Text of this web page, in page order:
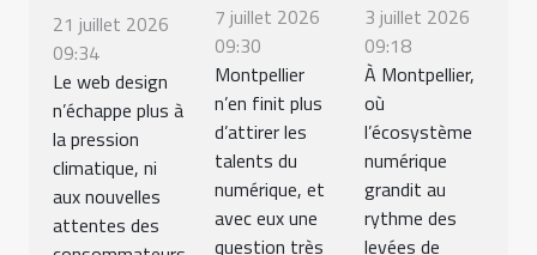
21 juillet 2026
09:34
Le web design
n’échappe plus à
la pression
climatique, ni
aux nouvelles
attentes des
7 juillet 2026
09:30
Montpellier
n’en finit plus
d’attirer les
talents du
numérique, et
avec eux une
question très
3 juillet 2026
09:18
À Montpellier,
où
l’écosystème
numérique
grandit au
rythme des
levées de